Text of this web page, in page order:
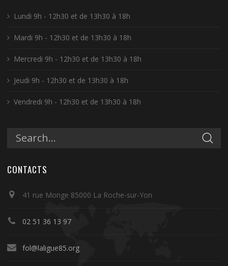
Lundi 9h - 12h30 et de 13h30 à 18h
Mardi 9h - 12h30 et de 13h30 à 18h
Mercredi 9h - 12h30 et de 13h30 à 18h
Jeudi 9h - 12h30 et de 13h30 à 18h
Vendredi 9h - 12h30 et de 13h30 à 18h
CONTACTS
41 rue Monge 85000 La Roche-sur-Yon
02 51 36 13 97
fol@laligue85.org